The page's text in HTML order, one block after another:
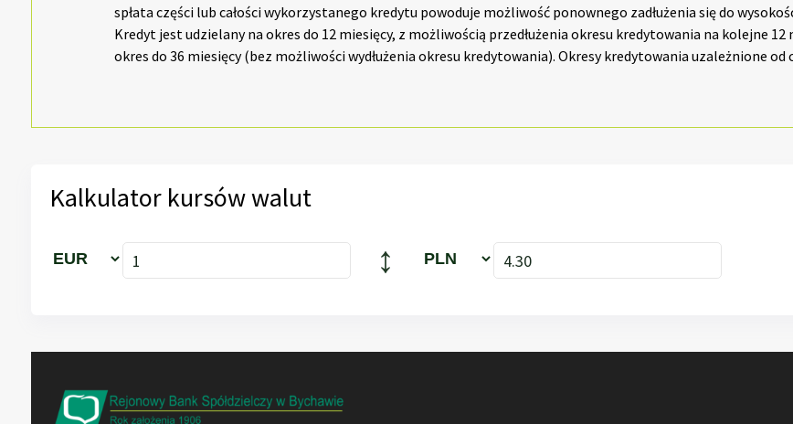
spłata części lub całości wykorzystanego kredytu powoduje możliwość ponownego zadłużenia się do
Kredyt jest udzielany na okres do 12 miesięcy, z możliwością przedłużenia okresu kredytowania na kolejne
okres do 36 miesięcy (bez możliwości wydłużenia okresu kredytowania). Okresy kredytowania uzależnione od
Kalkulator kursów walut
↕